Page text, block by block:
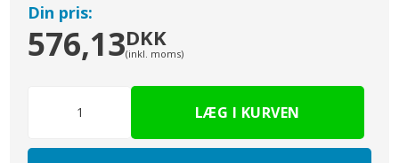
Din pris:
576,13DKK
(inkl. moms)